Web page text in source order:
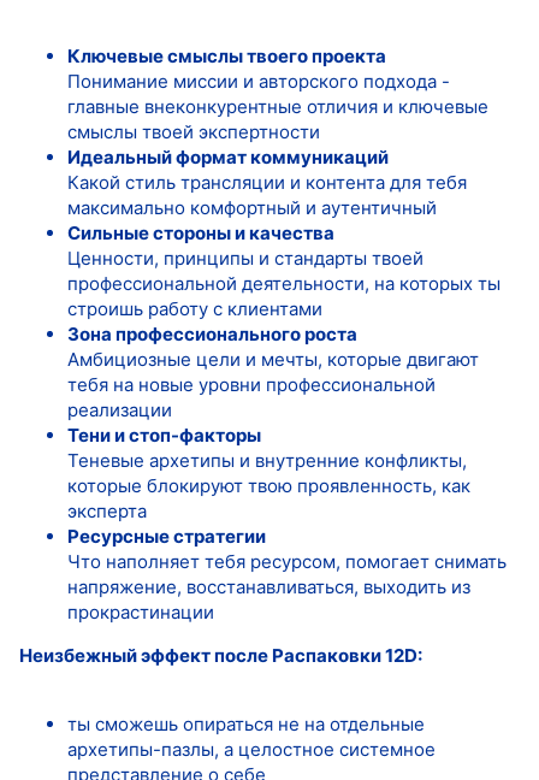
Ключевые смыслы твоего проекта
Понимание миссии и авторского подхода -
главные внеконкурентные отличия и ключевые
смыслы твоей экспертности
Идеальный формат коммуникаций
Какой стиль трансляции и контента для тебя
максимально комфортный и аутентичный
Сильные стороны и качества
Ценности, принципы и стандарты твоей
профессиональной деятельности, на которых ты
строишь работу с клиентами
Зона профессионального роста
Амбициозные цели и мечты, которые двигают
тебя на новые уровни профессиональной
реализации
Тени и стоп-факторы
Теневые архетипы и внутренние конфликты,
которые блокируют твою проявленность, как
эксперта
Ресурсные стратегии
Что наполняет тебя ресурсом, помогает снимать
напряжение, восстанавливаться, выходить из
прокрастинации
Неизбежный эффект после Распаковки 12D:
ты сможешь опираться не на отдельные
архетипы-пазлы, а целостное системное
представление о себе